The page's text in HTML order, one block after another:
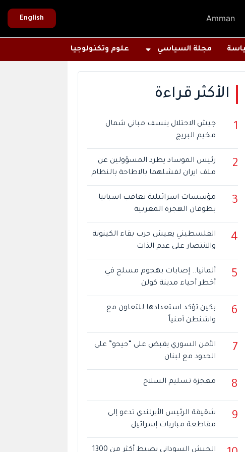
Amman
English
مجلة السياسي علوم وتكنولوجيا
الأكثر قراءة
1
جيش الاحتلال ينسف مباني شمال
مخيم البريج
2
رئيس الموساد يطرد المسؤولين عن
ملف ايران لفشلهما بالاطاحة بالنظام
3
مؤسسات اسرائيلية تعاقب اسبانيا
بطوفان الهجرة المغربية
4
الفلسطيني يعيش حرب بقاء الكينونة
والانتصار على عدم الذات
5
ألمانيا.. إصابات بهجوم مسلح في
أخطر أحياء مدينة كولن
6
بكين تؤكد استعدادها للتعاون مع
واشنطن أمنياً
7
الأمن السوري يقبض على “حيحو” على
الحدود مع لبنان
8 معجزة تسليم السلاح
9
شقيقة الرئيس الأيرلندي تدعو إلى
مقاطعة مباريات إسرائيل
الجيش السوداني يضبط أكثر من 1300